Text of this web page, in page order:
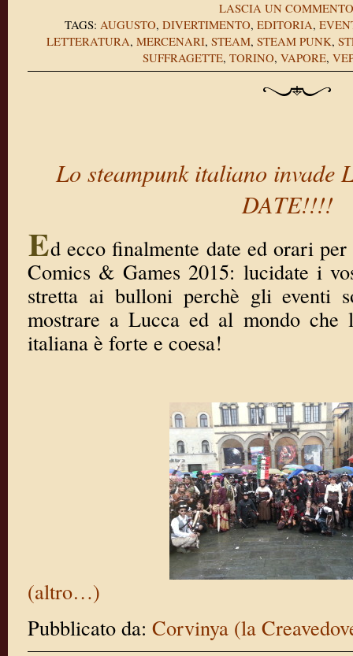
LASCIA UN COMMENTO
TAGS: AUGUSTO, DIVERTIMENTO, EDITORIA,
LETTERATURA, MERCENARI, STEAM, STEAM PUNK,
SUFFRAGETTE, TORINO, VAPORE,
Lo steampunk italiano invade
DATE!!!!
Ed ecco finalmente date ed orari
Comics & Games 2015: lucidate i
stretta ai bulloni perchè gli eventi
mostrare a Lucca ed al mondo che
italiana è forte e coesa!
(altro…)
Pubblicato da: Corvinya (la